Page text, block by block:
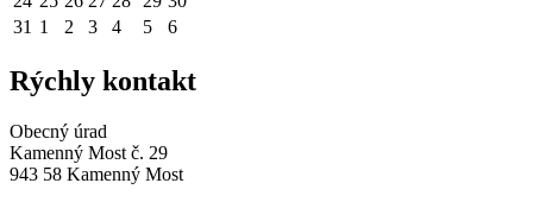
31 1 2 3 4 5 6
Rýchly kontakt
Obecný úrad
Kamenný Most č. 29
943 58 Kamenný Most